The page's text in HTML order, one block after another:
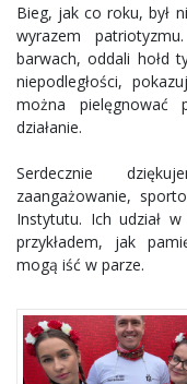
Bieg, jak co roku, był
wyrazem
barwach, oddali hołd
niepodległości,
można pielęgnować
działanie.
Serdecznie
zaangażowanie,
Instytutu. Ich udział
przykładem, jak
mogą iść w parze.